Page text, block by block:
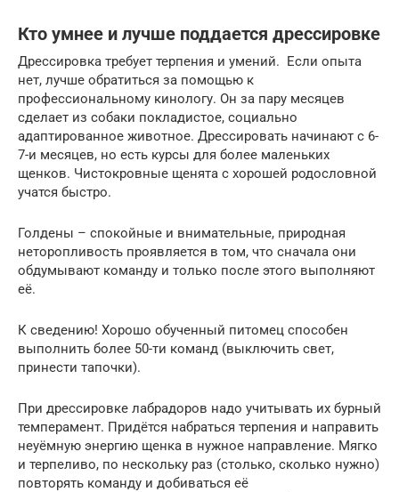
Кто умнее и лучше поддается дрессировке
Дрессировка требует терпения и умений. Если опыта
нет, лучше обратиться за помощью к
профессиональному кинологу. Он за пару месяцев
сделает из собаки покладистое, социально
адаптированное животное. Дрессировать начинают с 6-
7-и месяцев, но есть курсы для более маленьких
щенков. Чистокровные щенята с хорошей родословной
учатся быстро.
Голдены – спокойные и внимательные, природная
неторопливость проявляется в том, что сначала они
обдумывают команду и только после этого выполняют
её.
К сведению! Хорошо обученный питомец способен
выполнить более 50-ти команд (выключить свет,
принести тапочки).
При дрессировке лабрадоров надо учитывать их бурный
темперамент. Придётся набраться терпения и направить
неуёмную энергию щенка в нужное направление. Мягко
и терпеливо, по нескольку раз (столько, сколько нужно)
повторять команду и добиваться её